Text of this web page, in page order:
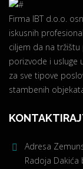
Firma IBT d.o.o.
iskusnih
ciljem da na tržištu
porizvode i usluge
za sve tipove
stambenih
Adresa
Radoja Dakića